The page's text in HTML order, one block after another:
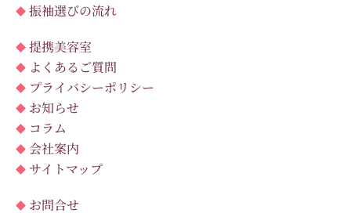
振袖選びの流れ
提携美容室
よくあるご質問
プライバシーポリシー
お知らせ
コラム
会社案内
サイトマップ
お問合せ